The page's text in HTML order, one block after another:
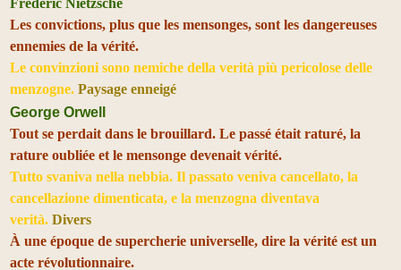
Les convictions, plus que les mensonges, sont les dangereuses
ennemies de la vérité.
Le convinzioni sono nemiche della verità più pericolose delle
menzogne. Paysage enneigé
George Orwell
Tout se perdait dans le brouillard. Le passé était raturé, la
rature oubliée et le mensonge devenait vérité.
Tutto svaniva nella nebbia. Il passato veniva cancellato, la
cancellazione dimenticata, e la menzogna diventava
verità. Divers
À une époque de supercherie universelle, dire la vérité est un
acte révolutionnaire.